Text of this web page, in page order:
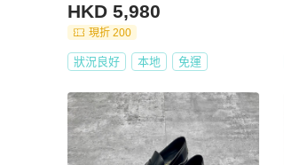
HKD 5,980
現折 200
狀況良好 本地 免運